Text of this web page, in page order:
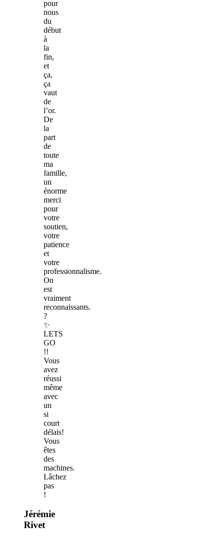
pour
nous
du
début
à
la
fin,
et
ça,
ça
vaut
de
l’or.
De
la
part
de
toute
ma
famille,
un
énorme
merci
pour
votre
soutien,
votre
patience
et
votre
professionnalisme.
On
est
vraiment
reconnaissants.
?
✨
LETS
GO
!!
Vous
avez
réussi
même
avec
un
si
court
délais!
Vous
êtes
des
machines.
Lâchez
pas
!
Jérémie
Rivet